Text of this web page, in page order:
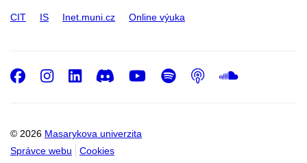
CIT IS Inet.muni.cz Online výuka
© 2026 Masarykova univerzita
Správce webu
Cookies
Facebook
Instagram
LinkedIn
DiscordYoutube
Spotify
Podcast